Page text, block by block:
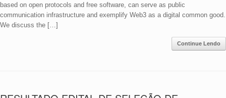
based on open protocols and free software, can serve as public
communication infrastructure and exemplify Web3 as a digital common good.
We discuss the […]
Continue Lendo